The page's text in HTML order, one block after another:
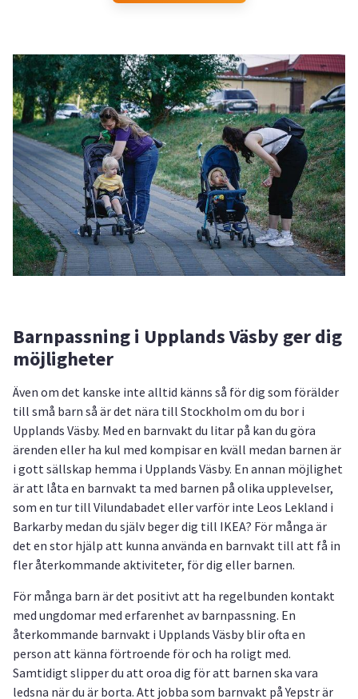
Barnpassning i Upplands Väsby ger dig
möjligheter
Även om det kanske inte alltid känns så för dig som förälder
till små barn så är det nära till Stockholm om du bor i
Upplands Väsby. Med en barnvakt du litar på kan du göra
ärenden eller ha kul med kompisar en kväll medan barnen är
i gott sällskap hemma i Upplands Väsby. En annan möjlighet
är att låta en barnvakt ta med barnen på olika upplevelser,
som en tur till Vilundabadet eller varför inte Leos Lekland i
Barkarby medan du själv beger dig till IKEA? För många är
det en stor hjälp att kunna använda en barnvakt till att få in
fler återkommande aktiviteter, för dig eller barnen.
För många barn är det positivt att ha regelbunden kontakt
med ungdomar med erfarenhet av barnpassning. En
återkommande barnvakt i Upplands Väsby blir ofta en
person att känna förtroende för och ha roligt med.
Samtidigt slipper du att oroa dig för att barnen ska vara
ledsna när du är borta. Att jobba som barnvakt på Yepstr är